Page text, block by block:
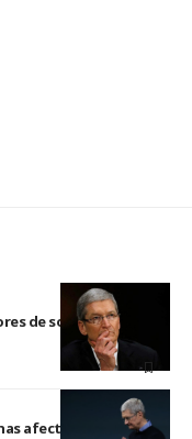
de socorro tras el
afectadas por los